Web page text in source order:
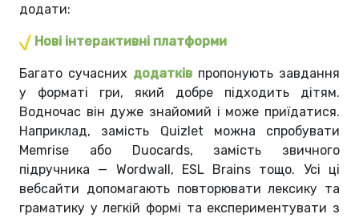
додати:
Нові інтерактивні платформи
Багато сучасних додатків пропонують завдання
у форматі гри, який добре підходить дітям.
Водночас він дуже знайомий і може приїдатися.
Наприклад, замість Quizlet можна спробувати
Memrise або Duocards, замість звичного
підручника — Wordwall, ESL Brains тощо. Усі ці
вебсайти допомагають повторювати лексику та
граматику у легкій формі та експериментувати з